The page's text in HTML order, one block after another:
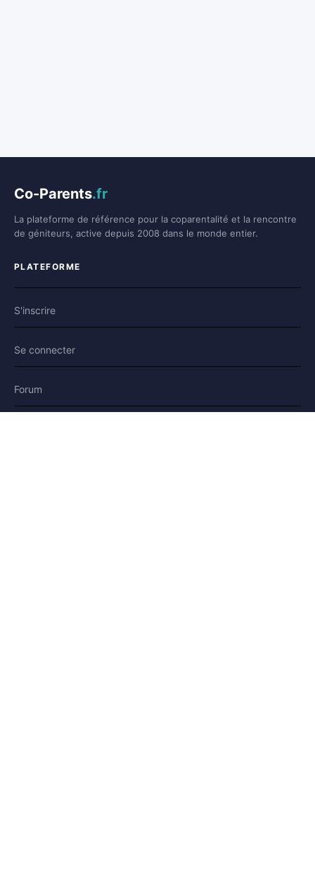
Co-Parents.fr
La plateforme de référence pour la coparentalité et la rencontre
de géniteurs, active depuis 2008 dans le monde entier.
PLATEFORME
S'inscrire
Se connecter
Forum